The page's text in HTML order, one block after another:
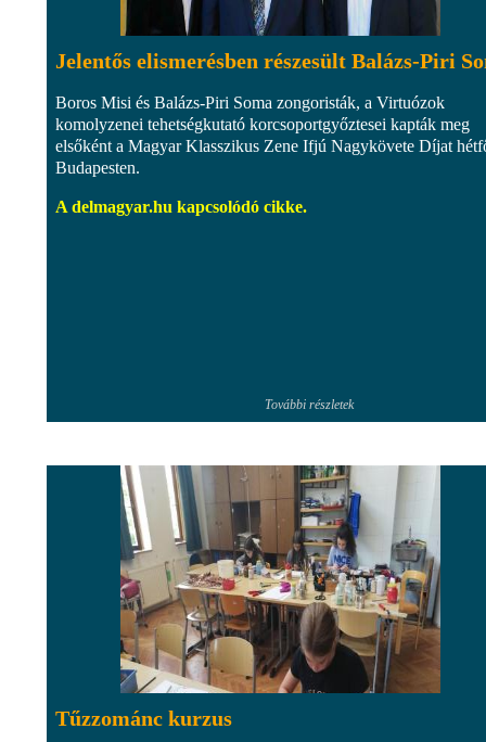
Jelentős elismerésben részesült Balázs-Piri
Boros Misi és Balázs-Piri Soma zongoristák, a Virtuózok
komolyzenei tehetségkutató korcsoportgyőztesei kapták meg
elsőként a Magyar Klasszikus Zene Ifjú Nagykövete Díjat
Budapesten.
A delmagyar.hu kapcsolódó cikke.
További részletek
Tűzzománc kurzus